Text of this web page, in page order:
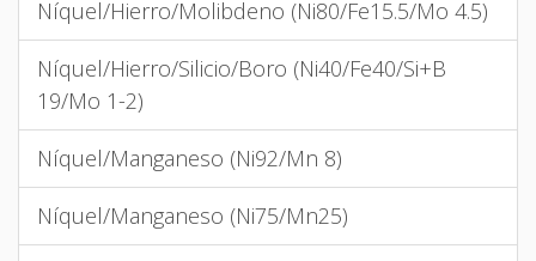
Níquel/Hierro/Molibdeno (Ni80/Fe15.5/Mo 4.5)
Níquel/Hierro/Silicio/Boro (Ni40/Fe40/Si+B
19/Mo 1-2)
Níquel/Manganeso (Ni92/Mn 8)
Níquel/Manganeso (Ni75/Mn25)